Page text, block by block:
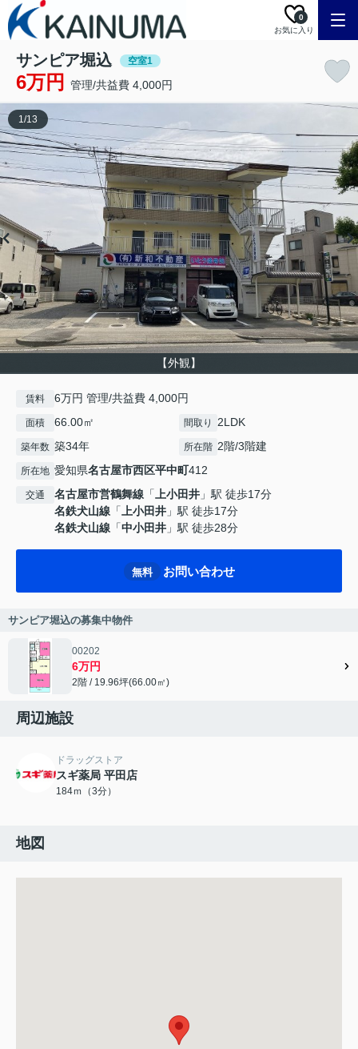
お気に入り
0
サンピア堀込 空室1
6万円 管理/共益費 4,000円
【外観】
1/13
賃料 6万円 管理/共益費 4,000円
面積 66.00㎡ 間取り 2LDK
築年数 築34年 所在階 2階/3階建
所在地 愛知県名古屋市西区平中町412
交通 名古屋市営鶴舞線 「上小田井 」駅 徒歩17分
名鉄犬山線 「上小田井 」駅 徒歩17分
名鉄犬山線 「中小田井 」駅 徒歩28分
無料 お問い合わせ
サンピア堀込の募集中物件
00202
6万円
2階 / 19.96坪(66.00㎡)
周辺施設
ドラッグストア
スギ薬局 平田店
184ｍ（3分）
地図